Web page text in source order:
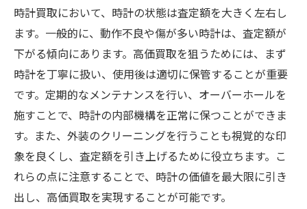
信頼できる査定士を選ぶポイント
専門査定士がいる店の特徴
査定士の資格とその意義
専門査定士による高価買取の実現
静岡市で時計買取付属品の有無が査定額に与え
る影響
付属品が高価買取に与える影響とは
付属品の種類とその価値
時計のオリジナルボックスの重要性
時計買取において、時計の状態は査定額を大きく左右し
ます。一般的に、動作不良や傷が多い時計は、査定額が
下がる傾向にあります。高価買取を狙うためには、まず
時計を丁寧に扱い、使用後は適切に保管することが重要
です。定期的なメンテナンスを行い、オーバーホールを
施すことで、時計の内部機構を正常に保つことができま
す。また、外装のクリーニングを行うことも視覚的な印
象を良くし、査定額を引き上げるために役立ちます。こ
れらの点に注意することで、時計の価値を最大限に引き
出し、高価買取を実現することが可能です。